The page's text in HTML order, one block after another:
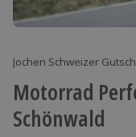
Jochen Schweizer
Motorrad
Schönwald